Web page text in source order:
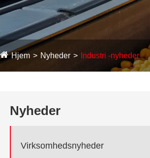
Hjem Nyheder Industri -nyheder
Nyheder
Virksomhedsnyheder